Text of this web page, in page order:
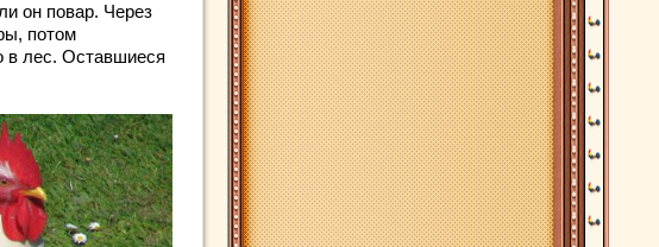
он повар. Через
потом
в лес. Оставшиеся